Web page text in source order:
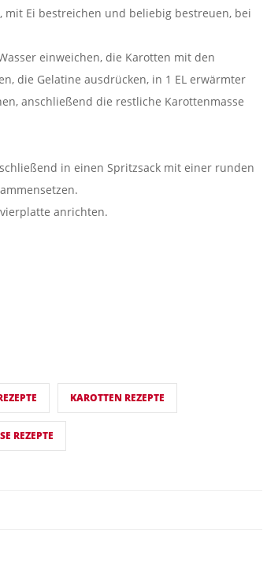
mit Ei bestreichen und beliebig bestreuen, bei
einweichen, die Karotten mit den
die Gelatine ausdrücken, in 1 EL erwärmter
anschließend die restliche Karottenmasse
in einen Spritzsack mit einer runden
anrichten.
KAROTTEN REZEPTE
REZEPTE